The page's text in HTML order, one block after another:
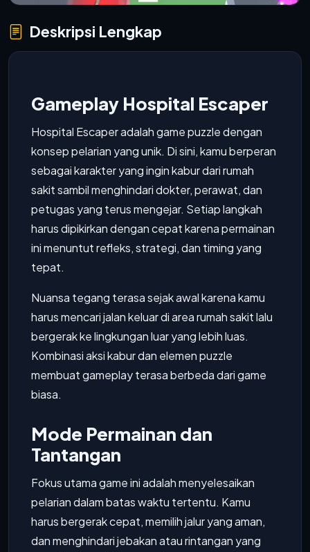
Deskripsi Lengkap
Gameplay Hospital Escaper
Hospital Escaper adalah game puzzle dengan
konsep pelarian yang unik. Di sini, kamu berperan
sebagai karakter yang ingin kabur dari rumah
sakit sambil menghindari dokter, perawat, dan
petugas yang terus mengejar. Setiap langkah
harus dipikirkan dengan cepat karena permainan
ini menuntut refleks, strategi, dan timing yang
tepat.
Nuansa tegang terasa sejak awal karena kamu
harus mencari jalan keluar di area rumah sakit lalu
bergerak ke lingkungan luar yang lebih luas.
Kombinasi aksi kabur dan elemen puzzle
membuat gameplay terasa berbeda dari game
biasa.
Mode Permainan dan
Tantangan
Fokus utama game ini adalah menyelesaikan
pelarian dalam batas waktu tertentu. Kamu
harus bergerak cepat, memilih jalur yang aman,
dan menghindari jebakan atau rintangan yang